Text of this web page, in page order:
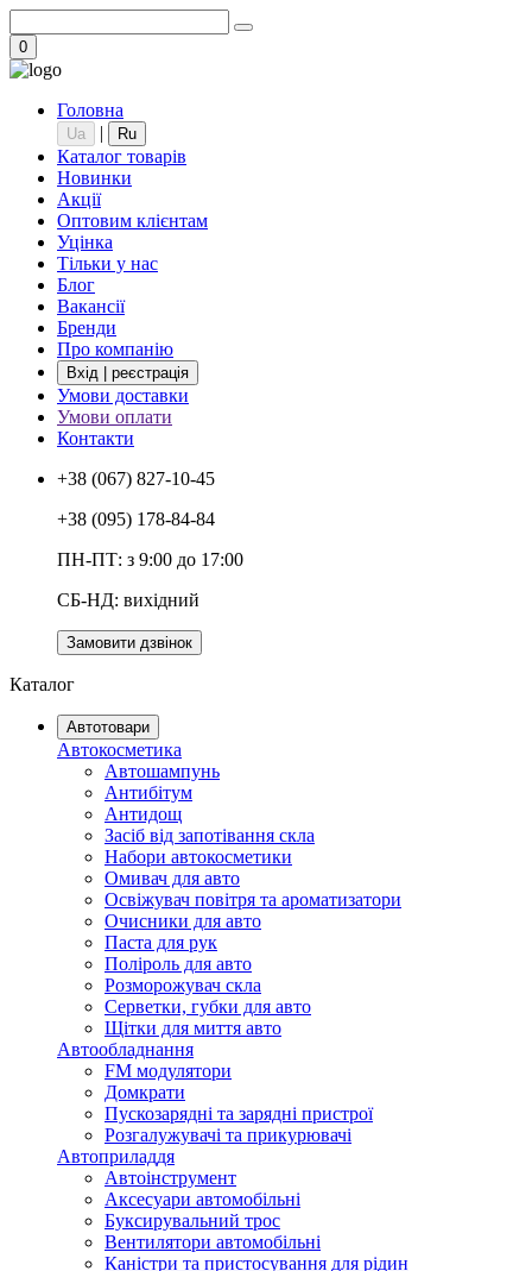
0
Головна
Ua | Ru
Каталог товарів
Новинки
Акції
Оптовим клієнтам
Уцінка
Тільки у нас
Блог
Вакансії
Бренди
Про компанію
Вхід | реєстрація
Умови доставки
Умови оплати
Контакти
+38 (067) 827-10-45
+38 (095) 178-84-84
ПН-ПТ: з 9:00 до 17:00
СБ-НД: вихідний
Замовити дзвінок
Каталог
Автотовари
Автокосметика
Автошампунь
Антибітум
Антидощ
Засіб від запотівання скла
Набори автокосметики
Омивач для авто
Освіжувач повітря та ароматизатори
Очисники для авто
Паста для рук
Поліроль для авто
Розморожувач скла
Серветки, губки для авто
Щітки для миття авто
Автообладнання
FM модулятори
Домкрати
Пускозарядні та зарядні пристрої
Розгалужувачі та прикурювачі
Автоприладдя
Автоінструмент
Аксесуари автомобільні
Буксирувальний трос
Вентилятори автомобільні
Каністри та пристосування для рідин